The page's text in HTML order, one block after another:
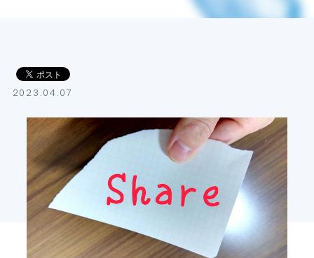
ブログ
イベント・セミナー
よくある質問
SB C&Sの強み
2023.04.07